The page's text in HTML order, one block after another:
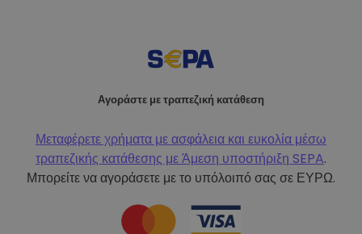
Αγοράστε με τραπεζική κατάθεση
Μεταφέρετε χρήματα με ασφάλεια και ευκολία μέσω
τραπεζικής κατάθεσης μεΆμεση υποστήριξη SEPA.
Μπορείτε να αγοράσετε με το υπόλοιπό σας σε ΕΥΡΩ.